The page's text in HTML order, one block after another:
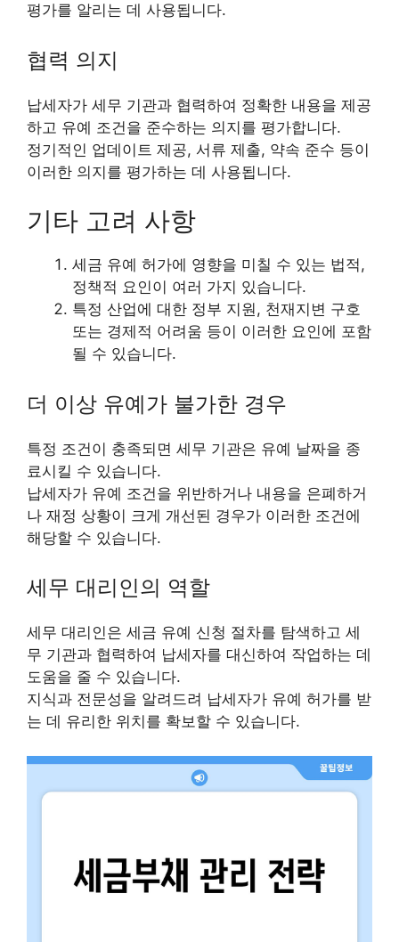
평가를 알리는 데 사용됩니다.
협력 의지
납세자가 세무 기관과 협력하여 정확한 내용을 제공
하고 유예 조건을 준수하는 의지를 평가합니다.
정기적인 업데이트 제공, 서류 제출, 약속 준수 등이
이러한 의지를 평가하는 데 사용됩니다.
기타 고려 사항
세금 유예 허가에 영향을 미칠 수 있는 법적,
정책적 요인이 여러 가지 있습니다.
특정 산업에 대한 정부 지원, 천재지변 구호
또는 경제적 어려움 등이 이러한 요인에 포함
될 수 있습니다.
더 이상 유예가 불가한 경우
특정 조건이 충족되면 세무 기관은 유예 날짜을 종
료시킬 수 있습니다.
납세자가 유예 조건을 위반하거나 내용을 은폐하거
나 재정 상황이 크게 개선된 경우가 이러한 조건에
해당할 수 있습니다.
세무 대리인의 역할
세무 대리인은 세금 유예 신청 절차를 탐색하고 세
무 기관과 협력하여 납세자를 대신하여 작업하는 데
도움을 줄 수 있습니다.
지식과 전문성을 알려드려 납세자가 유예 허가를 받
는 데 유리한 위치를 확보할 수 있습니다.